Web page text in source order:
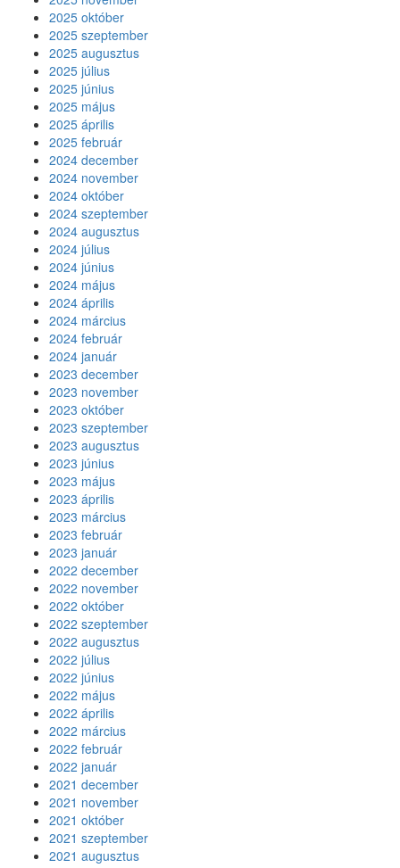
2025 október
2025 szeptember
2025 augusztus
2025 július
2025 június
2025 május
2025 április
2025 február
2024 december
2024 november
2024 október
2024 szeptember
2024 augusztus
2024 július
2024 június
2024 május
2024 április
2024 március
2024 február
2024 január
2023 december
2023 november
2023 október
2023 szeptember
2023 augusztus
2023 június
2023 május
2023 április
2023 március
2023 február
2023 január
2022 december
2022 november
2022 október
2022 szeptember
2022 augusztus
2022 július
2022 június
2022 május
2022 április
2022 március
2022 február
2022 január
2021 december
2021 november
2021 október
2021 szeptember
2021 augusztus